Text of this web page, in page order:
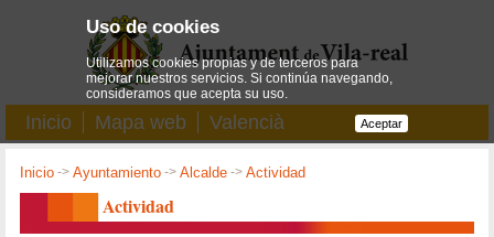
Inicio Mapa web Valencià
Inicio ->Ayuntamiento ->Alcalde ->Actividad
Actividad
Uso de cookies
Utilizamos cookies propias y de terceros para
mejorar nuestros servicios. Si continúa navegando,
consideramos que acepta su uso.
Aceptar